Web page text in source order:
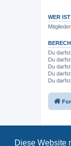
Diese Website
WER
Du darfst
Du darfst
Du
Du
Du darfst